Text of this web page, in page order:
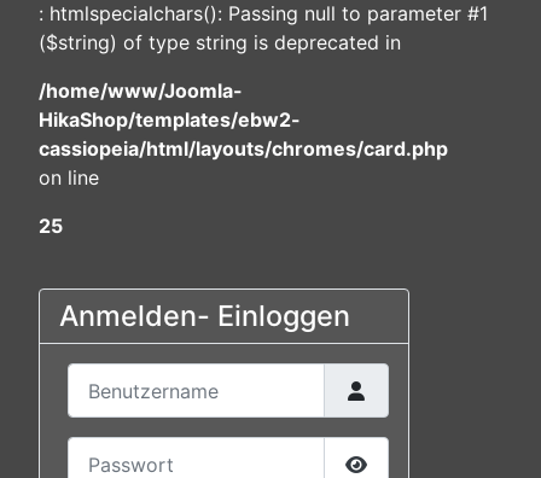
: htmlspecialchars(): Passing null to parameter #1
($string) of type string is deprecated in
/home/www/Joomla-
HikaShop/templates/ebw2-
cassiopeia/html/layouts/chromes/card.php
on line
25
Anmelden- Einloggen